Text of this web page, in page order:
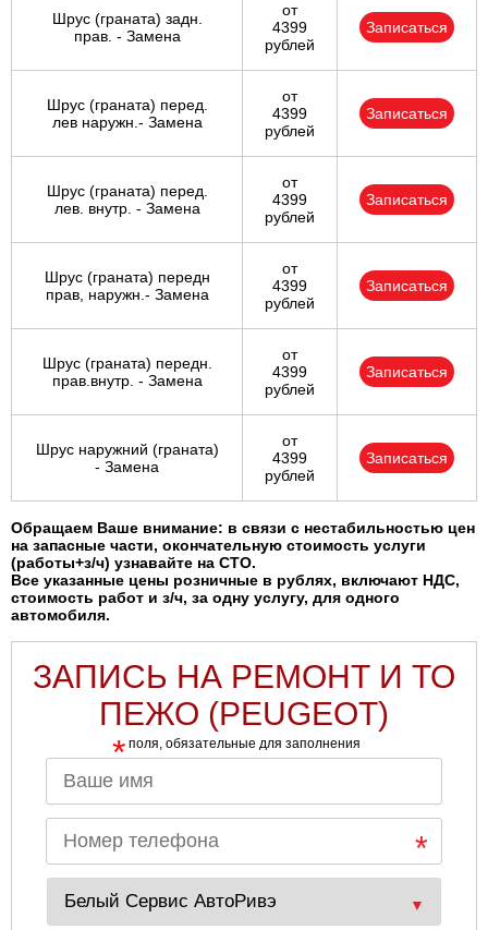
Шрус (граната) задн.
прав. - Замена
от
4399
рублей
Записаться
Шрус (граната) перед.
лев наружн.- Замена
от
4399
рублей
Записаться
Шрус (граната) перед.
лев. внутр. - Замена
от
4399
рублей
Записаться
Шрус (граната) передн
прав, наружн.- Замена
от
4399
рублей
Записаться
Шрус (граната) передн.
прав.внутр. - Замена
от
4399
рублей
Записаться
Шрус наружний (граната)
- Замена
от
4399
рублей
Записаться
Обращаем Ваше внимание: в связи с нестабильностью цен
на запасные части, окончательную стоимость услуги
(работы+з/ч) узнавайте на СТО.
Все указанные цены розничные в рублях, включают НДС,
стоимость работ и з/ч, за одну услугу, для одного
автомобиля.
ЗАПИСЬ НА РЕМОНТ И ТО
ПЕЖО (PEUGEOT)
* поля, обязательные для заполнения